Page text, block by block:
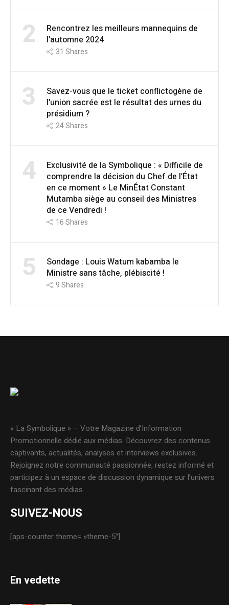
2
Rencontrez les meilleurs mannequins de
l’automne 2024
31 Shares
3
Savez-vous que le ticket conflictogène de
l’union sacrée est le résultat des urnes du
présidium ?
24Shares
4
Exclusivité de la Symbolique : « Difficile de
comprendre la décision du Chef de l’État
en ce moment » Le MinÉtat Constant
Mutamba siège au conseil des Ministres
de ce Vendredi !
16Shares
5
Sondage : Louis Watum kabamba le
Ministre sans tâche, plébiscité !
9Shares
« La Symbolique » – Votre Magazine d’Information
Promotionnelle dédié aux médias. Découvrez des contenus
captivants, actualités, analyses et interviews exclusives.
Rejoignez notre communauté passionnée, restez informé et
participez à un espace de discussion dynamique sur l’univers
fascinant des médias.
SUIVEZ-NOUS
[aps-counter theme= »theme-5″]
En vedette